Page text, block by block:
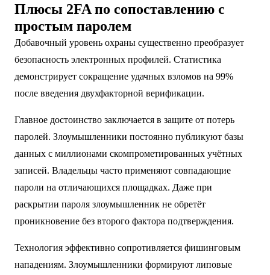
Плюсы 2FA по сопоставлению с
простым паролем
Добавочный уровень охраны существенно преобразует
безопасность электронных профилей. Статистика
демонстрирует сокращение удачных взломов на 99%
после введения двухфакторной верификации.
Главное достоинство заключается в защите от потерь
паролей. Злоумышленники постоянно публикуют базы
данных с миллионами скомпрометированных учётных
записей. Владельцы часто применяют совпадающие
пароли на отличающихся площадках. Даже при
раскрытии пароля злоумышленник не обретёт
проникновение без второго фактора подтверждения.
Технология эффективно сопротивляется фишинговым
нападениям. Злоумышленники формируют липовые